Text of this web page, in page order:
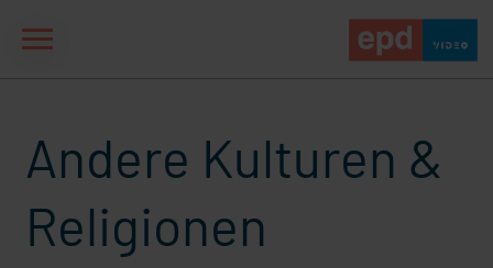
Andere Kulturen &
Religionen